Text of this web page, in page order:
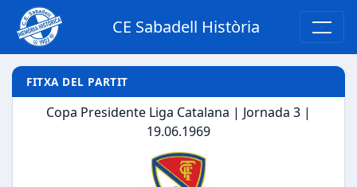
CE Sabadell Història
FITXA DEL PARTIT
Copa Presidente Liga Catalana | Jornada 3 |
19.06.1969